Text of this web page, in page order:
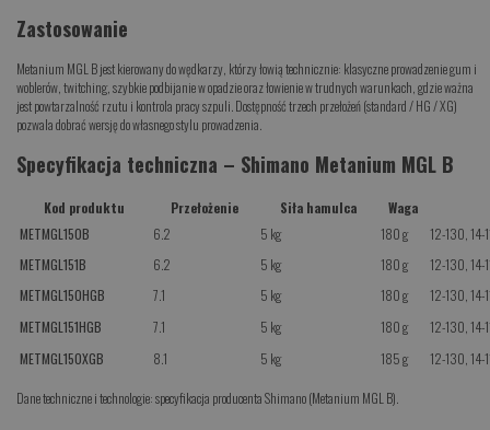
Zastosowanie
Metanium MGL B jest kierowany do wędkarzy, którzy łowią technicznie: klasyczne prowadzenie gum i
woblerów, twitching, szybkie podbijanie w opadzie oraz łowienie w trudnych warunkach, gdzie ważna
jest powtarzalność rzutu i kontrola pracy szpuli. Dostępność trzech przełożeń (standard / HG / XG)
pozwala dobrać wersję do własnego stylu prowadzenia.
Specyfikacja techniczna – Shimano Metanium MGL B
Kod produktu Przełożenie Siła hamulca
Waga
METMGL150B
6.2 5 kg 180 g
12-130,
METMGL151B
6.2 5 kg 180 g
12-130,
METMGL150HGB
7.1 5 kg 180 g
12-130,
METMGL151HGB
7.1 5 kg 180 g
12-130,
METMGL150XGB
8.1 5 kg 185 g 12-130,
Dane techniczne i technologie: specyfikacja producenta Shimano (Metanium MGL B).